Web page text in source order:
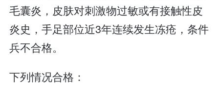
毛囊炎，皮肤对刺激物过敏或有接触性皮
炎史，手足部位近3年连续发生冻疮，条件
兵不合格。
下列情况合格：